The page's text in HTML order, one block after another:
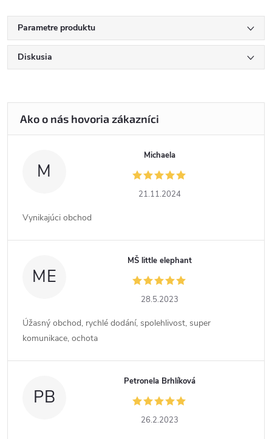
Parametre produktu
Diskusia
M
Michaela
21.11.2024
Vynikajúci obchod
ME
MŠ little elephant
28.5.2023
Úžasný obchod, rychlé dodání, spolehlivost, super
komunikace, ochota
PB
Petronela Brhlíková
26.2.2023